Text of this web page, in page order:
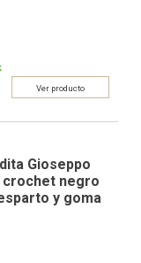
Ver producto
Gioseppo
crochet negro
y goma